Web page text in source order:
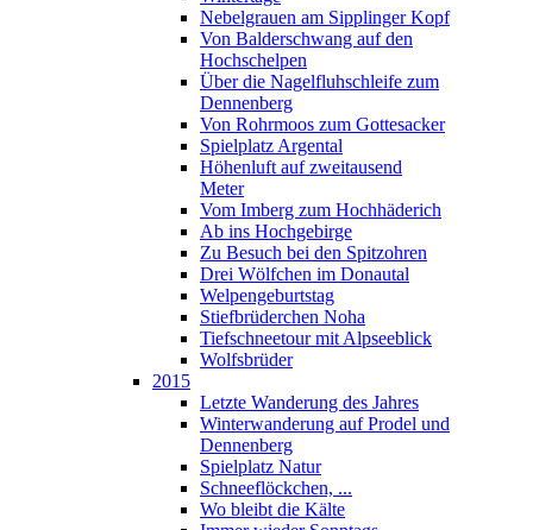
Nebelgrauen am Sipplinger Kopf
Von Balderschwang auf den
Hochschelpen
Über die Nagelfluhschleife zum
Dennenberg
Von Rohrmoos zum Gottesacker
Spielplatz Argental
Höhenluft auf zweitausend
Meter
Vom Imberg zum Hochhäderich
Ab ins Hochgebirge
Zu Besuch bei den Spitzohren
Drei Wölfchen im Donautal
Welpengeburtstag
Stiefbrüderchen Noha
Tiefschneetour mit Alpseeblick
Wolfsbrüder
2015
Letzte Wanderung des Jahres
Winterwanderung auf Prodel und
Dennenberg
Spielplatz Natur
Schneeflöckchen, ...
Wo bleibt die Kälte